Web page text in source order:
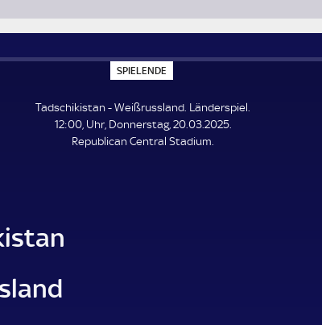
SPIELENDE
P
E
E
N
Tadschikistan - Weißrussland. Länderspiel.
12:00, Uhr, Donnerstag, 20.03.2025.
Republican Central Stadium.